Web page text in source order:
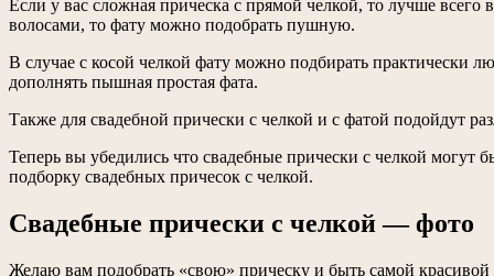
Если у вас сложная прическа с прямой челкой, то лучше
волосами, то фату можно подобрать пушную.
В случае с косой челкой фату можно подбирать практически
дополнять пышная простая фата.
Также для свадебной прически с челкой и с фатой подойдут
Теперь вы убедились что свадебные прически с челкой
подборку свадебных причесок с челкой.
Свадебные прически с челкой — фото
Желаю вам подобрать «свою» прическу и быть самой